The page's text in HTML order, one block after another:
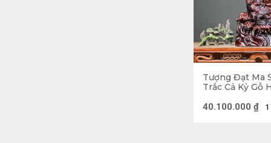
Tượng Đạt Ma
Trắc Cả Kỷ Gỗ
Không Kỷ 103
1
40.100.000 ₫